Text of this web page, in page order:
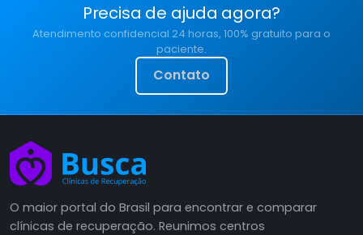
Precisa de ajuda agora?
Atendimento confidencial 24 horas, 100% gratuito para o
paciente.
Contato
O maior portal do Brasil para encontrar e comparar
clínicas de recuperação. Reunimos centros